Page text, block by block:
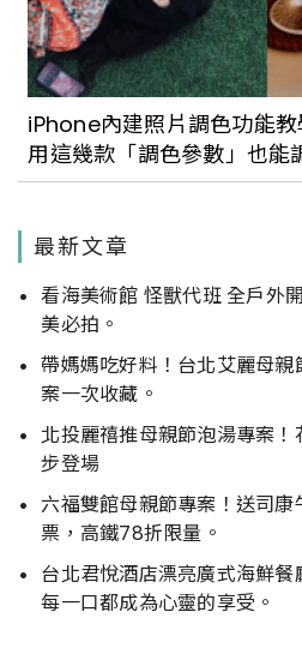
iPhone內建照片調色功能教
用這幾款「調色參數」也能
調
最新文章
看海美術館 怪獸代班 全戶外
美必拍。
帶媽媽吃好料！台北艾麗母
案一次收藏。
北投麗禧推母親節泡湯專案！
步登場
六福雙館母親節專案！送司
票，高鐵78折限量。
台北君悅酒店漂亮廣式海鮮餐
每一口都成為心靈的享受。